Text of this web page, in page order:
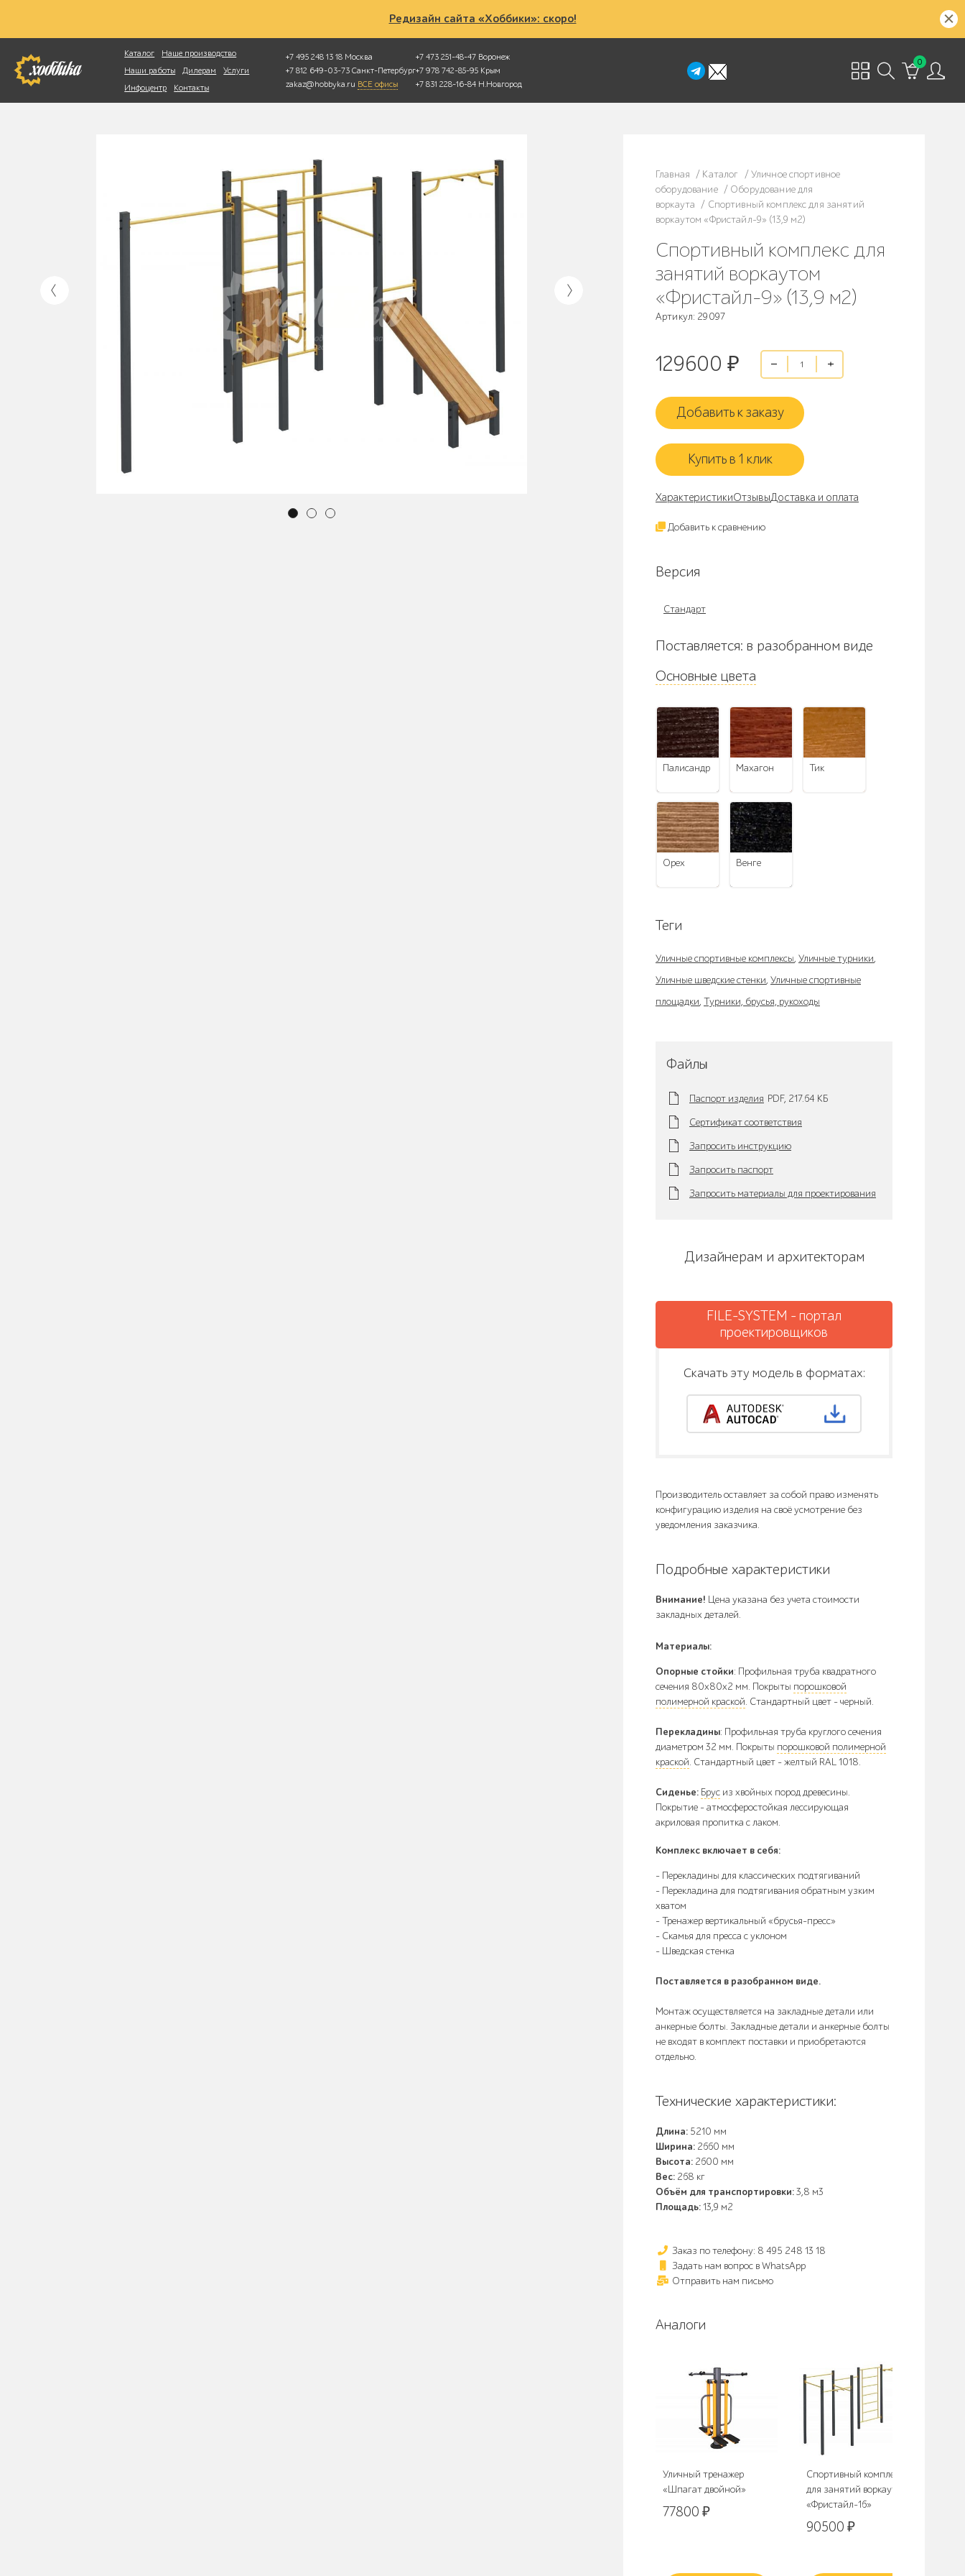
Редизайн сайта «Хоббики»: скоро!
Каталог
Наше производство
Наши работы
Дилерам
Услуги
Инфоцентр
Контакты
+7 495 248 13 18 Москва
+7 812 649-03-73 Санкт-Петербург
zakaz@hobbyka.ru ВСЕ офисы
+7 473 251-48-47 Воронеж
+7 978 742-85-95 Крым
+7 831 228-16-84 Н.Новгород
0
Фотопоиск
Главная / Каталог /Уличное спортивное
оборудование / Оборудование для
воркаута / Спортивный комплекс для занятий
воркаутом «Фристайл-9» (13,9 м2)
Спортивный комплекс для
занятий воркаутом
«Фристайл-9» (13,9 м2)
Артикул: 29097
129600 ₽
Добавить к заказу
Купить в 1 клик
ХарактеристикиОтзывыДоставка и оплата
Добавить к сравнению
Версия
Стандарт
Поставляется: в разобранном виде
Основные цвета
палисандр махагон тик
орех венге
Теги
Уличные спортивные комплексы, Уличные турники,
Уличные шведские стенки, Уличные спортивные
площадки, Турники, брусья, рукоходы
Файлы
Паспорт изделия PDF, 217.64 KБ
Сертификат соответствия
Запросить инструкцию
Запросить паспорт
Запросить материалы для проектирования
Дизайнерам и архитекторам
FILE-SYSTEM - портал
проектировщиков
Скачать эту модель в форматах:
Производитель оставляет за собой право изменять
конфигурацию изделия на своё усмотрение без
уведомления заказчика.
Подробные характеристики
Внимание! Цена указана без учета стоимости
закладных деталей.
Материалы:
Опорные стойки: Профильная труба квадратного
сечения 80х80х2 мм. Покрыты порошковой
полимерной краской. Стандартный цвет – черный.
Перекладины: Профильная труба круглого сечения
диаметром 32 мм. Покрыты порошковой полимерной
краской. Стандартный цвет – желтый RAL 1018.
Сиденье: Брус из хвойных пород древесины.
Покрытие - атмосферостойкая лессирующая
акриловая пропитка с лаком.
Комплекс включает в себя:
- Перекладины для классических подтягиваний
- Перекладина для подтягивания обратным узким
хватом
- Тренажер вертикальный «брусья-пресс»
- Скамья для пресса с уклоном
- Шведская стенка
Поставляется в разобранном виде.
Монтаж осуществляется на закладные детали или
анкерные болты. Закладные детали и анкерные болты
не входят в комплект поставки и приобретаются
отдельно.
Технические характеристики:
Длина: 5210 мм
Ширина: 2660 мм
Высота: 2600 мм
Вес: 268 кг
Объём для транспортировки:3,8 м3
Площадь:13,9 м2
Заказ по телефону: 8 495 248 13 18
Задать нам вопрос в WhatsApp
Отправить нам письмо
Аналоги
Уличный тренажер
«Шпагат двойной»
77800 ₽
Спортивный комплекс
для занятий воркаутом
«Фристайл-16»
90500 ₽